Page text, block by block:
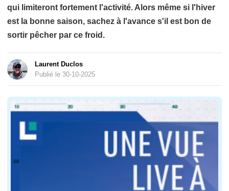
qui limiteront fortement l'activité. Alors même si l'hiver
est la bonne saison, sachez à l'avance s'il est bon de
sortir pêcher par ce froid.
Laurent Duclos
Publié le 30-10-2025